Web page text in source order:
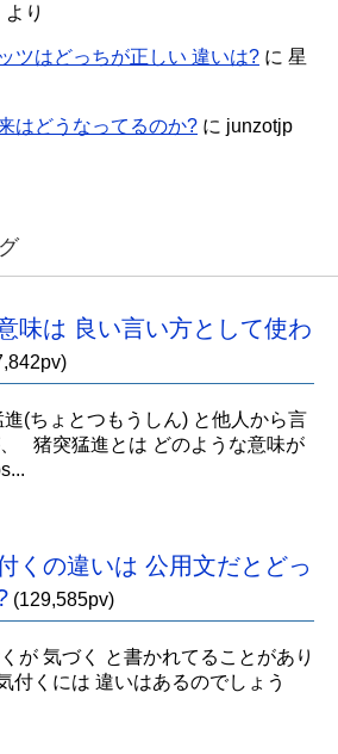
より
ツはどっちが正しい 違いは? に 星
はどうなってるのか? に junzotjp
味は 良い言い方として使わ
(ちょとつもうしん) と他人から言
猪突猛進とは どのような意味が
くの違いは 公用文だとどっ
(129,585pv)
が 気づく と書かれてることがあり
付くには 違いはあるのでしょう